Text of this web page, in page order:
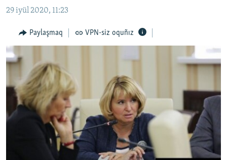
Qıdıruvğa
qaytmaq
MEDENİYET
İNSAN AQLARI
VİDEO
SÜRET
BLOGLAR
FİKİR
Українською
29 iyül 2020, 11:23
Paylaşmaq VPN-siz oquñız